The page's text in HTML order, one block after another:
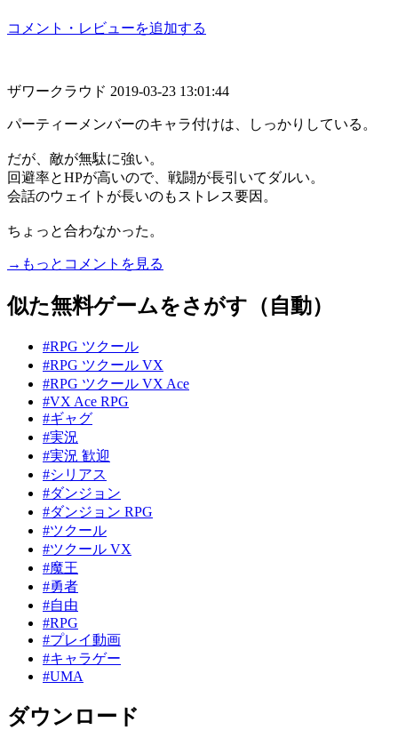
コメント・レビューを追加する
ザワークラウド 2019-03-23 13:01:44
パーティーメンバーのキャラ付けは、しっかりしている。
だが、敵が無駄に強い。
回避率とHPが高いので、戦闘が長引いてダルい。
会話のウェイトが長いのもストレス要因。
ちょっと合わなかった。
→もっとコメントを見る
似た無料ゲームをさがす（自動）
#RPG ツクール
#RPG ツクール VX
#RPG ツクール VX Ace
#VX Ace RPG
#ギャグ
#実況
#実況 歓迎
#シリアス
#ダンジョン
#ダンジョン RPG
#ツクール
#ツクール VX
#魔王
#勇者
#自由
#RPG
#プレイ動画
#キャラゲー
#UMA
ダウンロード